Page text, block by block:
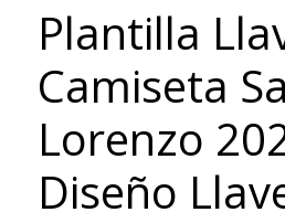
Plantilla
Camiseta
Lorenzo
Diseño